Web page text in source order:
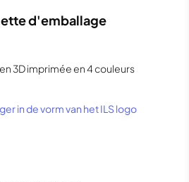
d'emballage
3D imprimée en 4 couleurs